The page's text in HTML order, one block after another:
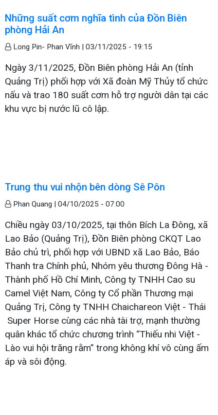
Những suất cơm nghĩa tình của Đồn Biên
phòng Hải An
Long Pin- Phan Vĩnh | 03/11/2025 - 19:15
Ngày 3/11/2025, Đồn Biên phòng Hải An (tỉnh
Quảng Trị) phối hợp với Xã đoàn Mỹ Thủy tổ chức
nấu và trao 180 suất cơm hỗ trợ người dân tại các
khu vực bị nước lũ cô lập.
Trung thu vui nhộn bên dòng Sê Pôn
Phan Quang | 04/10/2025 - 07:00
Chiều ngày 03/10/2025, tại thôn Bích La Đông, xã
Lao Bảo (Quảng Trị), Đồn Biên phòng CKQT Lao
Bảo chủ trì, phối hợp với UBND xã Lao Bảo, Báo
Thanh tra Chính phủ, Nhóm yêu thương Đông Hà -
Thành phố Hồ Chí Minh, Công ty TNHH Cao su
Camel Việt Nam, Công ty Cổ phần Thương mại
Quảng Trị, Công ty TNHH Chaichareon Việt - Thái
Super Horse cùng các nhà tài trợ, mạnh thường
quân khác tổ chức chương trình “Thiếu nhi Việt -
Lào vui hội trăng rằm” trong không khí vô cùng ấm
áp và sôi động.